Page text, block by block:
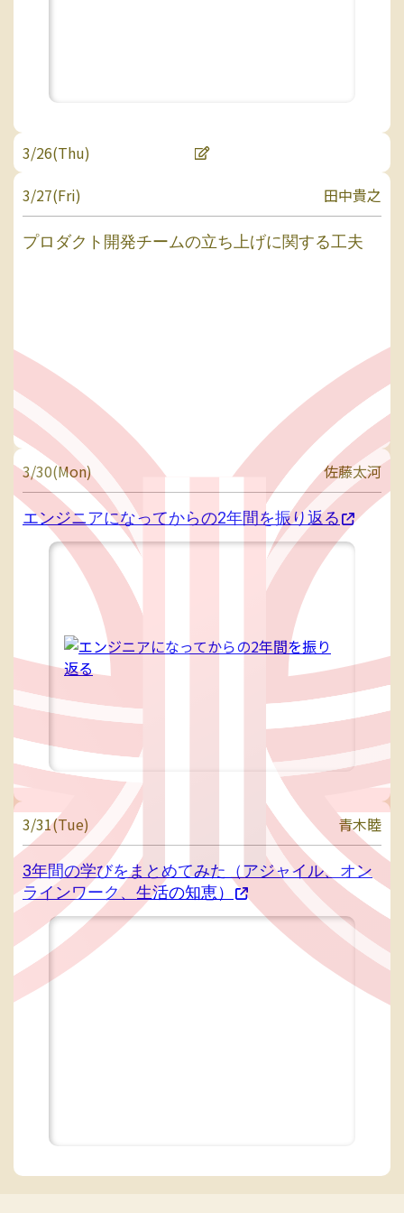
3/26(Thu)
3/27(Fri)
田中貴之
プロダクト開発チームの立ち上げに関する工夫
3/30(Mon) 佐藤太河
エンジニアになってからの2年間を振り返る
3/31(Tue) 青木睦
3年間の学びをまとめてみた（アジャイル、オン
ラインワーク、生活の知恵）